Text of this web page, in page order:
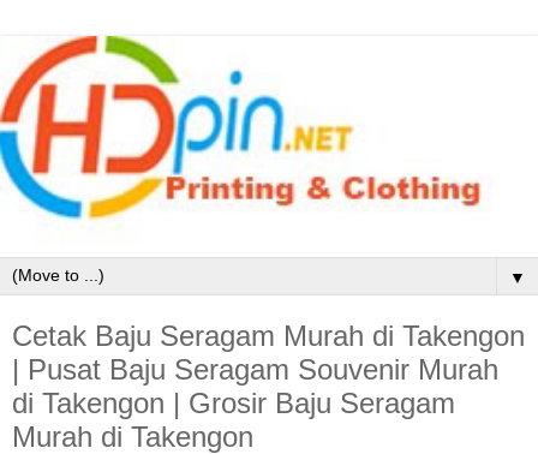
▼
Cetak Baju Seragam Murah di Takengon
| Pusat Baju Seragam Souvenir Murah
di Takengon | Grosir Baju Seragam
Murah di Takengon